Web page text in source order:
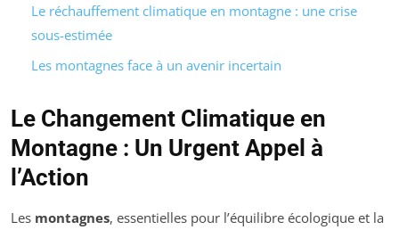
Le réchauffement climatique en montagne : une crise
sous-estimée
Les montagnes face à un avenir incertain
Le Changement Climatique en
Montagne : Un Urgent Appel à
l’Action
Les montagnes, essentielles pour l’équilibre écologique et la